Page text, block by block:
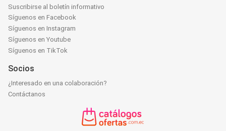
Suscribirse al boletín informativo
Síguenos en Facebook
Síguenos en Instagram
Síguenos en Youtube
Síguenos en TikTok
Socios
¿Interesado en una colaboración?
Contáctanos